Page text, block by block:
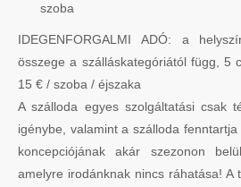
szoba
IDEGENFORGALMI ADÓ: a
összege a szálláskategóriától függ, 5
15 € / szoba / éjszaka
A szálloda egyes szolgáltatási csak
igénybe, valamint a szálloda
koncepciójának akár szezonon
amelyre irodánknak nincs ráhatása! A